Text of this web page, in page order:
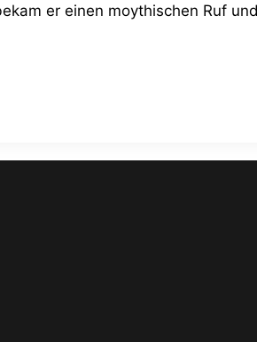
er einen moythischen Ruf